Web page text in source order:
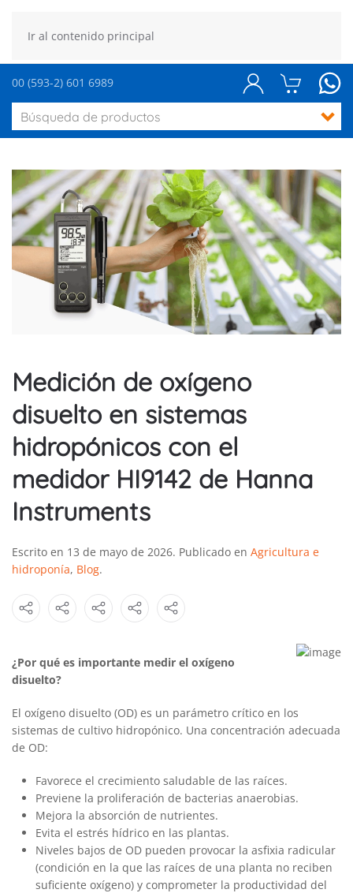
Ir al contenido principal
00 (593-2) 601 6989
Medición de oxígeno
disuelto en sistemas
hidropónicos con el
medidor HI9142 de Hanna
Instruments
Escrito en 13 de mayo de 2026. Publicado en Agricultura e
hidroponía, Blog.
¿Por qué es importante medir el oxígeno
disuelto?
El oxígeno disuelto (OD) es un parámetro crítico en los
sistemas de cultivo hidropónico. Una concentración adecuada
de OD:
Favorece el crecimiento saludable de las raíces.
Previene la proliferación de bacterias anaerobias.
Mejora la absorción de nutrientes.
Evita el estrés hídrico en las plantas.
Niveles bajos de OD pueden provocar la asfixia radicular
(condición en la que las raíces de una planta no reciben
suficiente oxígeno) y comprometer la productividad del